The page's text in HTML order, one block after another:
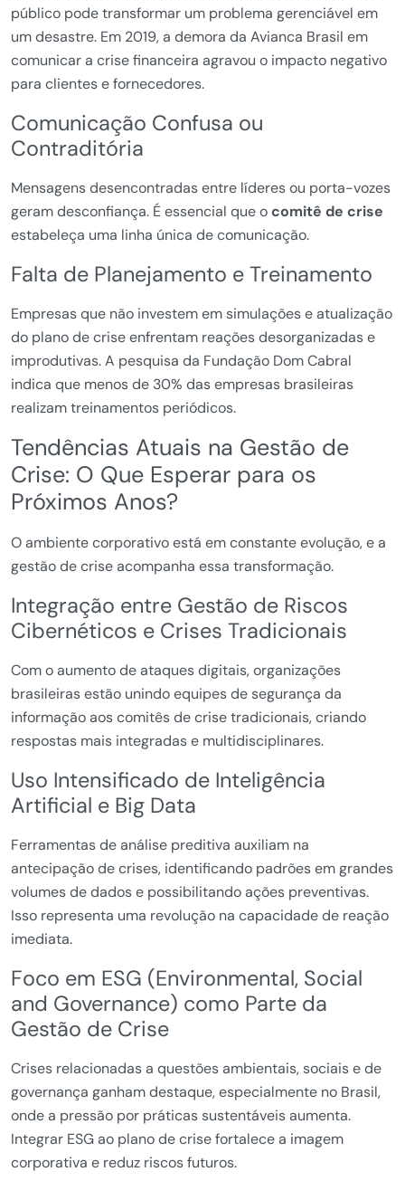
público pode transformar um problema gerenciável em
um desastre. Em 2019, a demora da Avianca Brasil em
comunicar a crise financeira agravou o impacto negativo
para clientes e fornecedores.
Comunicação Confusa ou
Contraditória
Mensagens desencontradas entre líderes ou porta-vozes
geram desconfiança. É essencial que ocomitê de crise
estabeleça uma linha única de comunicação.
Falta de Planejamento e Treinamento
Empresas que não investem em simulações e atualização
do plano de crise enfrentam reações desorganizadas e
improdutivas. A pesquisa da Fundação Dom Cabral
indica que menos de 30% das empresas brasileiras
realizam treinamentos periódicos.
Tendências Atuais na Gestão de
Crise: O Que Esperar para os
Próximos Anos?
O ambiente corporativo está em constante evolução, e a
gestão de crise acompanha essa transformação.
Integração entre Gestão de Riscos
Cibernéticos e Crises Tradicionais
Com o aumento de ataques digitais, organizações
brasileiras estão unindo equipes de segurança da
informação aos comitês de crise tradicionais, criando
respostas mais integradas e multidisciplinares.
Uso Intensificado de Inteligência
Artificial e Big Data
Ferramentas de análise preditiva auxiliam na
antecipação de crises, identificando padrões em grandes
volumes de dados e possibilitando ações preventivas.
Isso representa uma revolução na capacidade de reação
imediata.
Foco em ESG (Environmental, Social
and Governance) como Parte da
Gestão de Crise
Crises relacionadas a questões ambientais, sociais e de
governança ganham destaque, especialmente no Brasil,
onde a pressão por práticas sustentáveis aumenta.
Integrar ESG ao plano de crise fortalece a imagem
corporativa e reduz riscos futuros.